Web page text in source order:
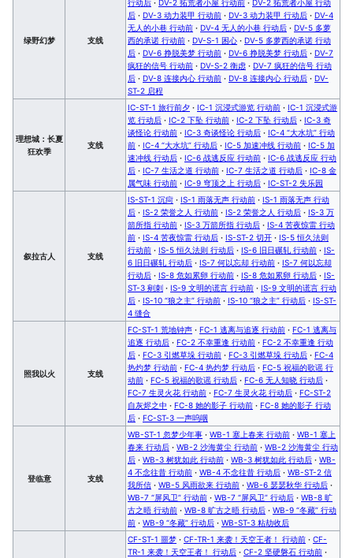
绿野幻梦 支线
行动后 · DV-2 拓荒者小屋 行动前 · DV-2 拓荒者小屋 行动
后 · DV-3 动力装甲 行动前 · DV-3 动力装甲 行动后 · DV-4
无人的小巷 行动前 · DV-4 无人的小巷 行动后 · DV-5 多萝
西的承诺 行动前 · DV-S-1 困心 · DV-5 多萝西的承诺 行动
后 · DV-6 挣脱美梦 行动前 · DV-6 挣脱美梦 行动后 · DV-7
疯狂的信号 行动前 · DV-S-2 衡虑 · DV-7 疯狂的信号 行动
后 · DV-8 连接内心 行动前 · DV-8 连接内心 行动后 · DV-
ST-2 启程
理想城：长夏
狂欢季
支线
IC-ST-1 旅行前夕 · IC-1 沉浸式游览 行动前 · IC-1 沉浸式游
览 行动后 · IC-2 下坠 行动前 · IC-2 下坠 行动后 · IC-3 奇
谈怪论 行动前 · IC-3 奇谈怪论 行动后 · IC-4 “大水坑” 行动
前 · IC-4 “大水坑” 行动后 · IC-5 加速冲线 行动前 · IC-5 加
速冲线 行动后 · IC-6 战逃反应 行动前 · IC-6 战逃反应 行动
后 · IC-7 生活之道 行动前 · IC-7 生活之道 行动后 · IC-8 金
属气味 行动前 · IC-9 穹顶之上 行动后 · IC-ST-2 失乐园
叙拉古人 支线
IS-ST-1 沉疴 · IS-1 雨落无声 行动前 · IS-1 雨落无声 行动
后 · IS-2 荣誉之人 行动前 · IS-2 荣誉之人 行动后 · IS-3 万
箭所指 行动前 · IS-3 万箭所指 行动后 · IS-4 苦夜惊雷 行动
前 · IS-4 苦夜惊雷 行动后 · IS-ST-2 切开 · IS-5 恒久法则
行动前 · IS-5 恒久法则 行动后 · IS-6 旧日碾轧 行动前 · IS-
6 旧日碾轧 行动后 · IS-7 何以忘却 行动前 · IS-7 何以忘却
行动后 · IS-8 危如累卵 行动前 · IS-8 危如累卵 行动后 · IS-
ST-3 剜刺 · IS-9 文明的谎言 行动前 · IS-9 文明的谎言 行动
后 · IS-10 “狼之主” 行动前 · IS-10 “狼之主” 行动后 · IS-ST-
4 缝合
照我以火 支线
FC-ST-1 荒地钟声 · FC-1 逃离与追逐 行动前 · FC-1 逃离与
追逐 行动后 · FC-2 不幸重逢 行动前 · FC-2 不幸重逢 行动
后 · FC-3 引燃草垛 行动前 · FC-3 引燃草垛 行动后 · FC-4
热灼梦 行动前 · FC-4 热灼梦 行动后 · FC-5 祝福的歌谣 行
动前 · FC-5 祝福的歌谣 行动后 · FC-6 无人知晓 行动后 ·
FC-7 生灵火花 行动前 · FC-7 生灵火花 行动后 · FC-ST-2
自灰烬之中 · FC-8 她的影子 行动前 · FC-8 她的影子 行动
后 · FC-ST-3 一声呜咽
登临意 支线
WB-ST-1 忽梦少年事 · WB-1 塞上春来 行动前 · WB-1 塞上
春来 行动后 · WB-2 沙海黄尘 行动前 · WB-2 沙海黄尘 行动
后 · WB-3 树犹如此 行动前 · WB-3 树犹如此 行动后 · WB-
4 不念往昔 行动前 · WB-4 不念往昔 行动后 · WB-ST-2 信
我所信 · WB-5 风雨欲来 行动前 · WB-6 瑟瑟秋华 行动后 ·
WB-7 “屏风卫” 行动前 · WB-7 “屏风卫” 行动后 · WB-8 旷
古之晤 行动前 · WB-8 旷古之晤 行动后 · WB-9 “冬藏” 行动
前 · WB-9 “冬藏” 行动后 · WB-ST-3 粘劫收后
CF-ST-1 噩梦 · CF-TR-1 来袭！天空王者！ 行动前 · CF-
TR-1 来袭！天空王者！ 行动后 · CF-2 坚硬磐石 行动前 ·